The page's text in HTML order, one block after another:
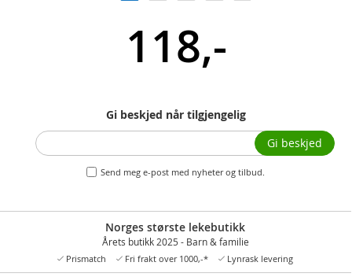
118,-
Gi beskjed når tilgjengelig
Send meg e-post med nyheter og tilbud.
Gi beskjed
Norges største lekebutikk
Årets butikk 2025 - Barn & familie
Prismatch Fri frakt over 1000,-* Lynrask levering